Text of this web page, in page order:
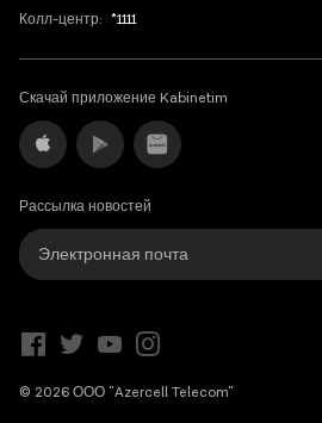
Колл-центр: *1111
Скачай приложение Kabinetim
Рассылка новостей
© 2026 ООО "Azercell Telecom"